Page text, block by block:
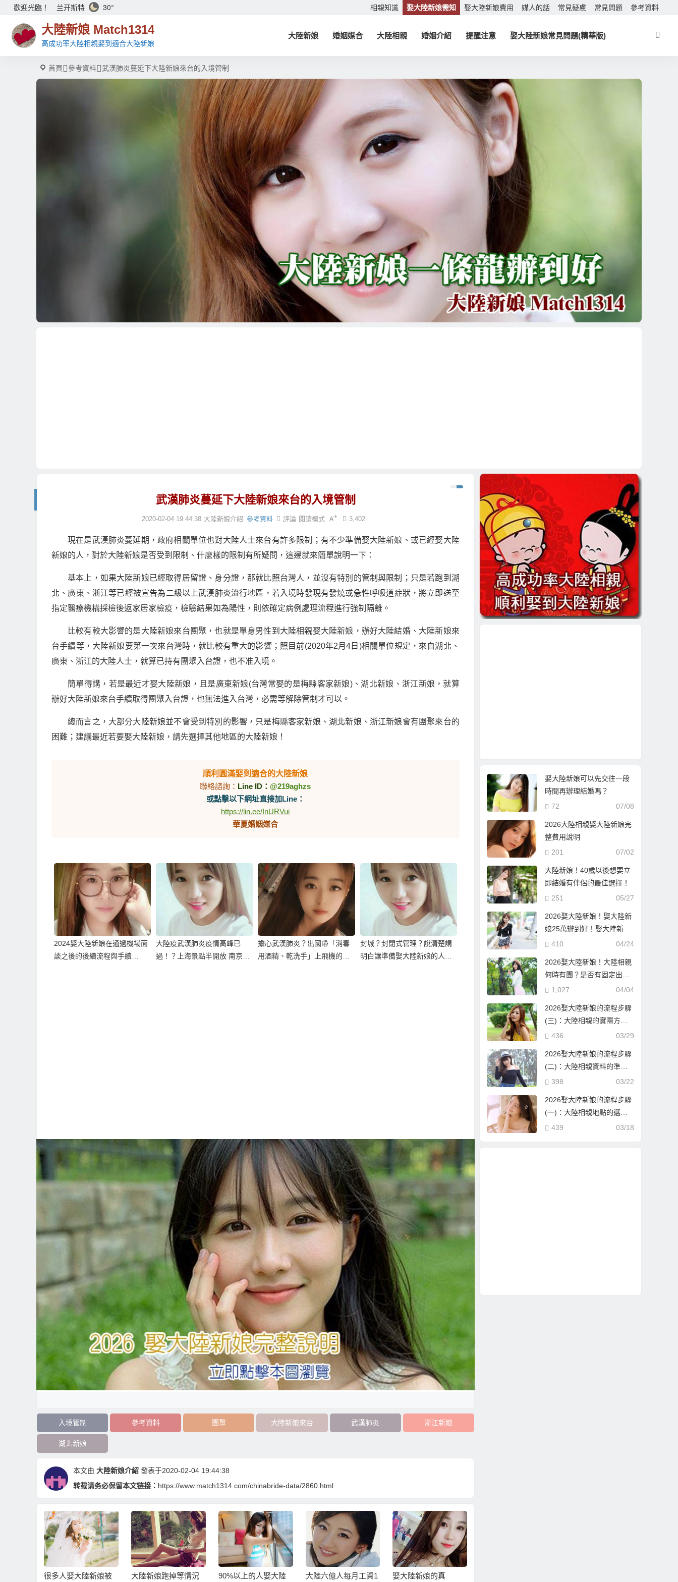
歡迎光臨！ 兰开斯特 30° 相親知識 娶大陸新娘需知 娶大陸新娘費用 媒人的話 常見疑慮 常見問題 參考資料
大陸新娘 Match1314
高成功率大陸相親娶到適合大陸新娘
大陸新娘 婚姻媒合 大陸相親 婚姻介紹 提醒注意 娶大陸新娘常見問題(精華版)
首頁 參考資料 武漢肺炎蔓延下大陸新娘來台的入境管制
武漢肺炎蔓延下大陸新娘來台的入境管制
2020-02-04 19:44:38 大陸新娘介紹 參考資料 評論 3,402
閱讀模式
現在是武漢肺炎蔓延期，政府相關單位也對大陸人士來台有許多限制；有不少準備娶大陸新娘、或已經娶大陸
新娘的人，對於大陸新娘是否受到限制、什麼樣的限制有所疑問，這邊就來簡單說明一下：
基本上，如果大陸新娘已經取得居留證、身分證，那就比照台灣人，並沒有特別的管制與限制；只是若跑到湖
北、廣東、浙江等已經被宣告為二級以上武漢肺炎流行地區，若入境時發現有發燒或急性呼吸道症狀，將立即送至
指定醫療機構採檢後返家居家檢疫，檢驗結果如為陽性，則依確定病例處理流程進行強制隔離。
比較有較大影響的是大陸新娘來台團聚，也就是單身男性到大陸相親娶大陸新娘，辦好大陸結婚、大陸新娘來
台手續等，大陸新娘要第一次來台灣時，就比較有重大的影響；照目前(2020年2月4日)相關單位規定，來自湖北、
廣東、浙江的大陸人士，就算已持有團聚入台證，也不准入境。
簡單得講，若是最近才娶大陸新娘，且是廣東新娘(台灣常娶的是梅縣客家新娘)、湖北新娘、浙江新娘，就算
辦好大陸新娘來台手續取得團聚入台證，也無法進入台灣，必需等解除管制才可以。
總而言之，大部分大陸新娘並不會受到特別的影響，只是梅縣客家新娘、湖北新娘、浙江新娘會有團聚來台的
困難；建議最近若要娶大陸新娘，請先選擇其他地區的大陸新娘！
順利圓滿娶到適合的大陸新娘
聯絡諮詢： Line ID：@219aghzs
或點擊以下網址直接加Line：
https://lin.ee/InURVui
華夏婚姻媒合
2024娶大陸新娘在通過機場面
談之後的後續流程與手續…
大陸疫武漢肺炎疫情高峰已
過！？上海景點半開放 南京人
擔心武漢肺炎？出國帶「消毒
用酒精、乾洗手」上飛機的相
封城？封閉式管理？說清楚講
明白讓準備娶大陸新娘的人真
入境管制 參考資料 團聚 大陸新娘來台 武漢肺炎 浙江新娘
湖北新娘
本文由 大陸新娘介紹 發表于2020-02-04 19:44:38
转载请务必保留本文链接： https://www.match1314.com/chinabride-data/2860.html
很多人娶大陸新娘被
大陸新娘跑掉等情況
90%以上的人娶大陸
大陸六億人每月工資1
娶大陸新娘的真
娶大陸新娘可以先交往一段
時間再辦理結婚嗎？
07/08
72
2026大陸相親娶大陸新娘完
整費用說明
07/02
201
大陸新娘！40歲以後想要立
即結婚有伴侶的最佳選擇！
05/27
251
2026娶大陸新娘！娶大陸新
娘25萬辦到好！娶大陸新娘
隨便也要60萬！到底差在哪
04/24
410
2026娶大陸新娘！大陸相親
何時有團？是否有固定出團
日期？
04/04
1,027
2026娶大陸新娘的流程步驟
(三)：大陸相親的實際方式
與流程！
03/29
436
2026娶大陸新娘的流程步驟
(二)：大陸相親資料的準備
與報名確認！
03/22
398
2026娶大陸新娘的流程步驟
(一)：大陸相親地點的選
擇！
03/18
439